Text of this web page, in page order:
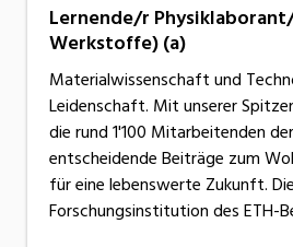
Lernende/r
Werkstoffe) (a)
Materialwissenschaft und
Leidenschaft. Mit unserer
die rund 1'100 Mitarbeitenden
entscheidende Beiträge zum
für eine lebenswerte Zukunft.
Forschungsinstitution des ETH-